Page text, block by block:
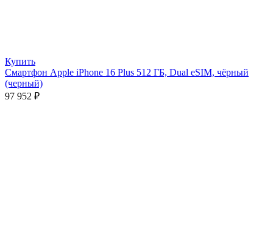
Купить
Смартфон Apple iPhone 16 Plus 512 ГБ, Dual eSIM, чёрный
(черный)
97 952 ₽